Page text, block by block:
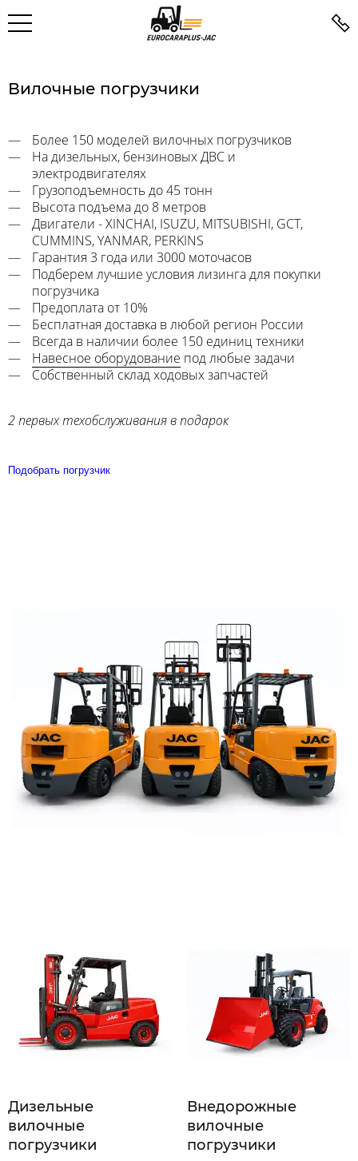
Вилочные погрузчики
Более 150 моделей вилочных погрузчиков
На дизельных, бензиновых ДВС и
электродвигателях
Грузоподъемность до 45 тонн
Высота подъема до 8 метров
Двигатели - XINCHAI, ISUZU, MITSUBISHI, GCT,
CUMMINS, YANMAR, PERKINS
Гарантия 3 года или 3000 моточасов
Подберем лучшие условия лизинга для покупки
погрузчика
Предоплата от 10%
Бесплатная доставка в любой регион России
Всегда в наличии более 150 единиц техники
Навесное оборудование под любые задачи
Собственный склад ходовых запчастей
2 первых техобслуживания в подарок
Подобрать погрузчик
Дизельные
вилочные
погрузчики
Внедорожные
вилочные
погрузчики